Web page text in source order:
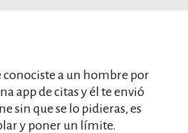
a un hombre por
app de citas y él te envió
sin que se lo pidieras, es
y poner un límite.